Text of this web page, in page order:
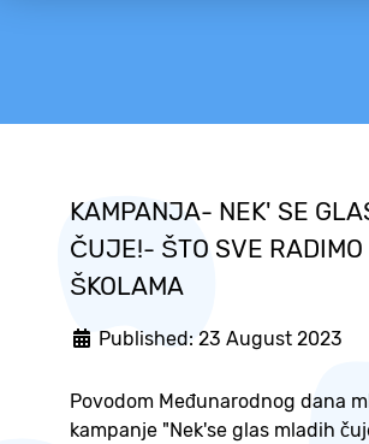
KAMPANJA- NEK' SE
ČUJE!- ŠTO SVE
ŠKOLAMA
Published: 23 August 2023
Povodom Međunarodnog dana
kampanje "Nek'se glas mladih